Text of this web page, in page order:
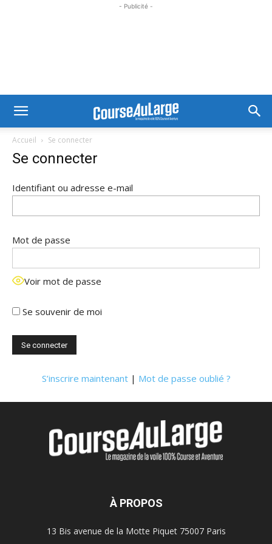
- Publicité -
Accueil Se connecter
Se connecter
Identifiant ou adresse e-mail
Mot de passe
Voir mot de passe
Se souvenir de moi
S’inscrire maintenant| Mot de passe oublié ?
À PROPOS
13 Bis avenue de la Motte Piquet 75007 Paris